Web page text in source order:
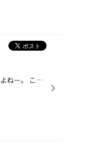
少しあったかくなって来ましたね。 でもまだまだ朝晩、ちょっと寒いですよねー。 この季節の変わり目、みなさんきをつけてくださいね、 インフルエンザもまだ多いみたいですよ！ それと、愛車の調子も気にしてあげてくださいね！ メンテナンスも必要ですよ！ そこで朗報です！ ただいまタイヤ館では...